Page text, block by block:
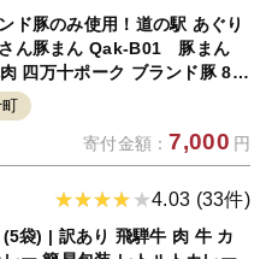
ド豚のみ使用！道の駅 あぐり
ん豚まん Qak-B01 豚まん
四万十ポーク ブランド豚 8個
装 冷凍 お手軽 人気 国産 日付
やつ
寄付金額： 7,000 円
4.03 (33件)
袋) | 訳あり 飛騨牛 肉 牛 カ